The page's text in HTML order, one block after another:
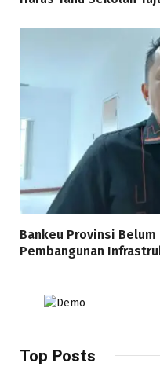
Bankeu Provinsi
Pembangunan
Top Posts